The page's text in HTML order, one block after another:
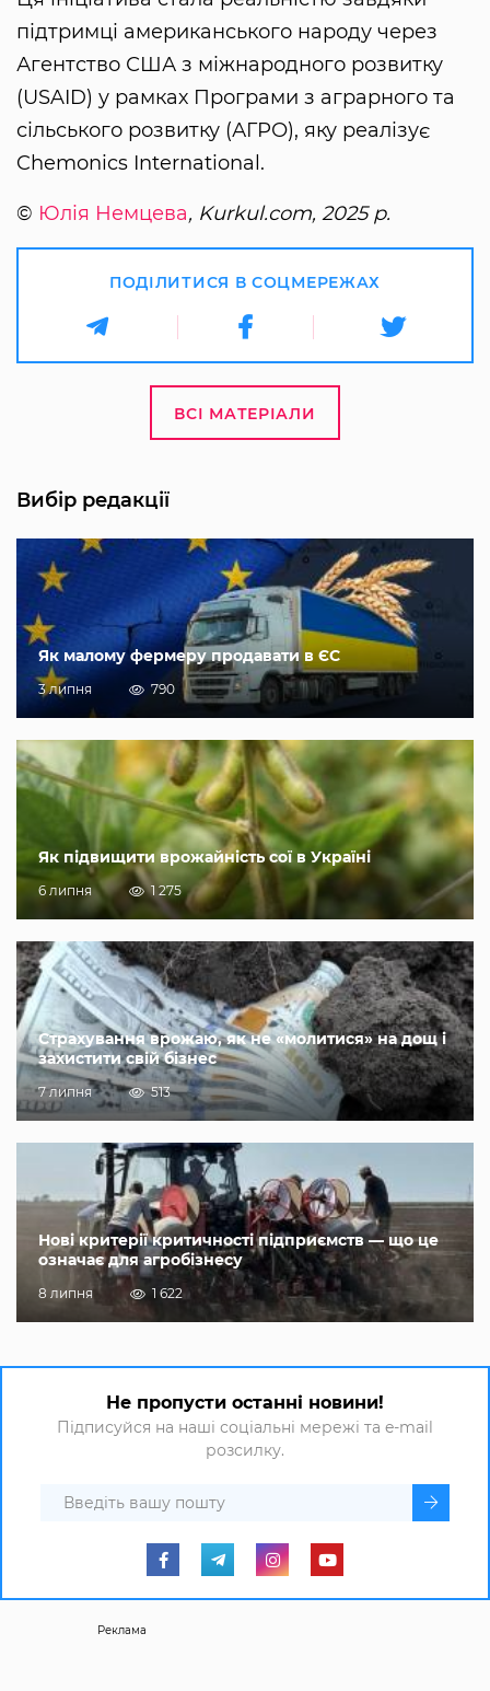
підтримці американського народу через
Агентство США з міжнародного розвитку
(USAID) у рамках Програми з аграрного та
сільського розвитку (АГРО), яку реалізує
Chemonics International.
© Юлія Немцева, Kurkul.com, 2025 р.
ПОДІЛИТИСЯ В СОЦМЕРЕЖАХ
ВСІ МАТЕРІАЛИ
Вибір редакції
Як малому фермеру продавати в ЄС
3 липня 790
Як підвищити врожайність сої в Україні
6 липня 1 275
Страхування врожаю, як не «молитися» на дощ і
захистити свій бізнес
7 липня 513
Нові критерії критичності підприємств — що це
означає для агробізнесу
8 липня 1 622
Не пропусти останні новини!
Підписуйся на наші соціальні мережі та e-mail
розсилку.
Реклама